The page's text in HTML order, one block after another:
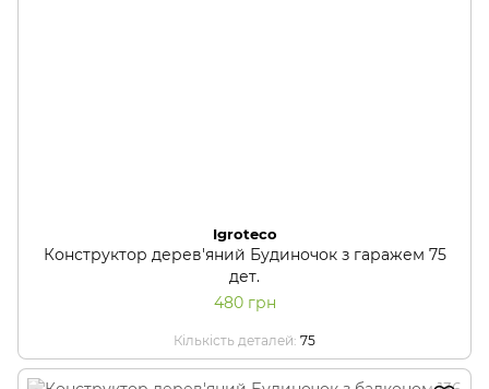
Igroteco
Конструктор дерев'яний Будиночок з гаражем 75
дет.
480 грн
Кількість деталей 75